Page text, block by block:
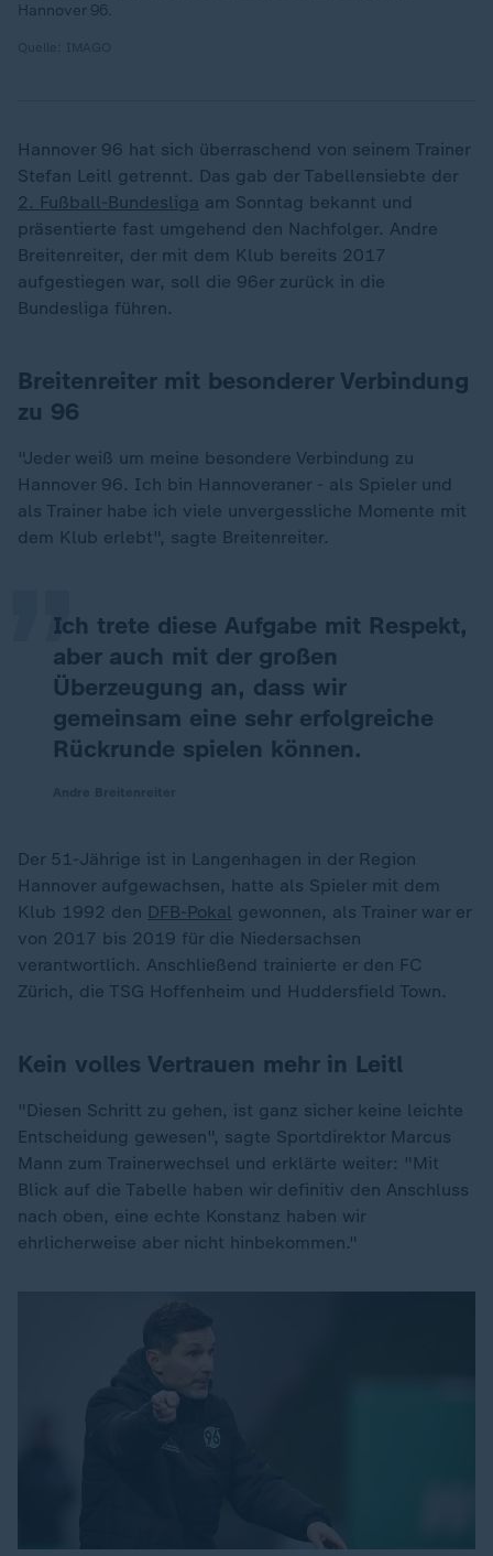
Hannover 96.
Hannover 96 hat sich überraschend von seinem Trainer
Stefan Leitl getrennt. Das gab der Tabellensiebte der
2. Fußball-Bundesliga am Sonntag bekannt und
präsentierte fast umgehend den Nachfolger. Andre
Breitenreiter, der mit dem Klub bereits 2017
aufgestiegen war, soll die 96er zurück in die
Bundesliga führen.
Breitenreiter mit besonderer Verbindung
zu 96
"Jeder weiß um meine besondere Verbindung zu
Hannover 96. Ich bin Hannoveraner - als Spieler und
als Trainer habe ich viele unvergessliche Momente mit
dem Klub erlebt", sagte Breitenreiter.
Ich trete diese Aufgabe mit Respekt,
aber auch mit der großen
Überzeugung an, dass wir
gemeinsam eine sehr erfolgreiche
Rückrunde spielen können.
„
Der 51-Jährige ist in Langenhagen in der Region
Hannover aufgewachsen, hatte als Spieler mit dem
Klub 1992 den DFB-Pokal gewonnen, als Trainer war er
von 2017 bis 2019 für die Niedersachsen
verantwortlich. Anschließend trainierte er den FC
Zürich, die TSG Hoffenheim und Huddersfield Town.
Kein volles Vertrauen mehr in Leitl
"Diesen Schritt zu gehen, ist ganz sicher keine leichte
Entscheidung gewesen", sagte Sportdirektor Marcus
Mann zum Trainerwechsel und erklärte weiter: "Mit
Blick auf die Tabelle haben wir definitiv den Anschluss
nach oben, eine echte Konstanz haben wir
ehrlicherweise aber nicht hinbekommen."